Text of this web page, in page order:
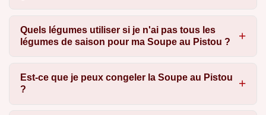
Quels légumes utiliser si je n'ai pas tous les
légumes de saison pour ma Soupe au Pistou ?
Est-ce que je peux congeler la Soupe au Pistou
?